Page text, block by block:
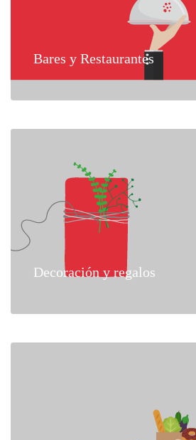
Bares y Restaurantes
Decoración y regalos